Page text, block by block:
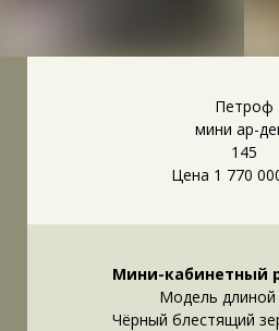
Петроф
мини ар-
145
Цена 1 770
Мини-кабинетный
Модель длиной
Чёрный блестящий